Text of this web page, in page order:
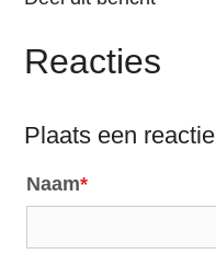
Reacties
Plaats een reactie
Naam*